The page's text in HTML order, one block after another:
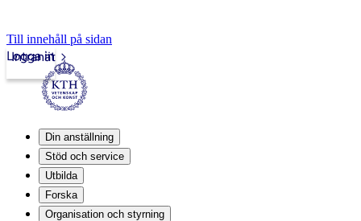
Till innehåll på sidan
Intranät
Logga in
Din anställning
Stöd och service
Utbilda
Forska
Organisation och styrning